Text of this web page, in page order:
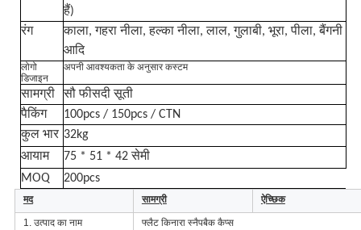
हैं)
रंग
काला, गहरा नीला, हल्का नीला, लाल, गुलाबी, भूरा, पीला, बैंगनी
आदि
लोगो
डिजाइन
अपनी आवश्यकता के अनुसार कस्टम
सामग्री
सौ फीसदी सूती
पैकिंग
100pcs / 150pcs / CTN
कुल भार 32kg
आयाम
75 * 51 * 42 सेमी
MOQ
200pcs
मद सामग्री ऐच्छिक
1. उत्पाद का नाम फ्लैट किनारा स्नैपबैक कैप्स